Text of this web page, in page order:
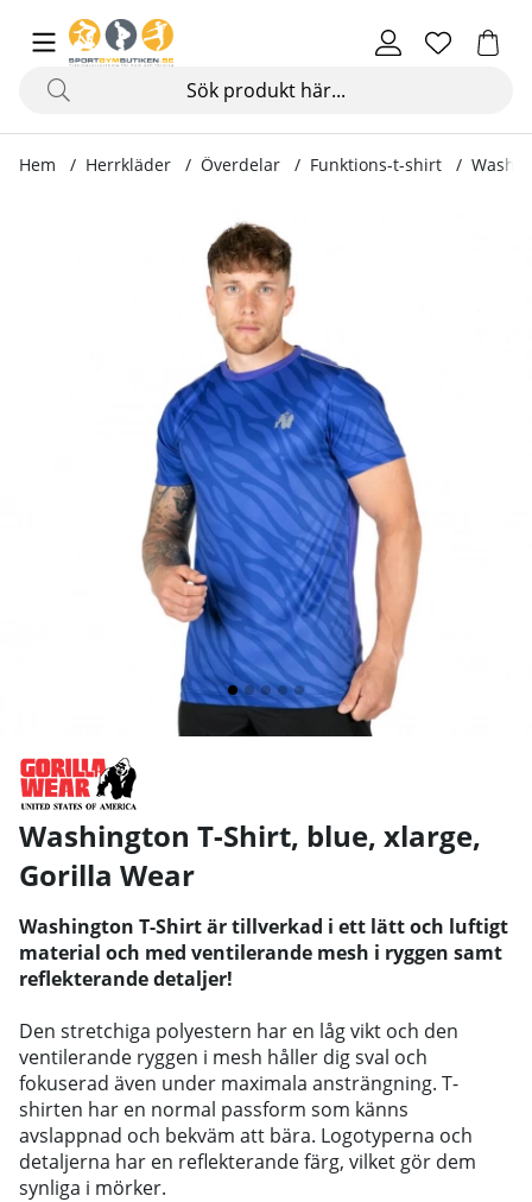
Hem Herrkläder Överdelar Funktions-t-shirt
Produktbilder Washington T-Shirt, blue
Washington T-Shirt, blue, xlarge,
Gorilla Wear
Washington T-Shirt är tillverkad i ett lätt och luftigt
material och med ventilerande mesh i ryggen samt
reflekterande detaljer!
Den stretchiga polyestern har en låg vikt och den
ventilerande ryggen i mesh håller dig sval och
fokuserad även under maximala ansträngning. T-
shirten har en normal passform som känns
avslappnad och bekväm att bära. Logotyperna och
detaljerna har en reflekterande färg, vilket gör dem
synliga i mörker.